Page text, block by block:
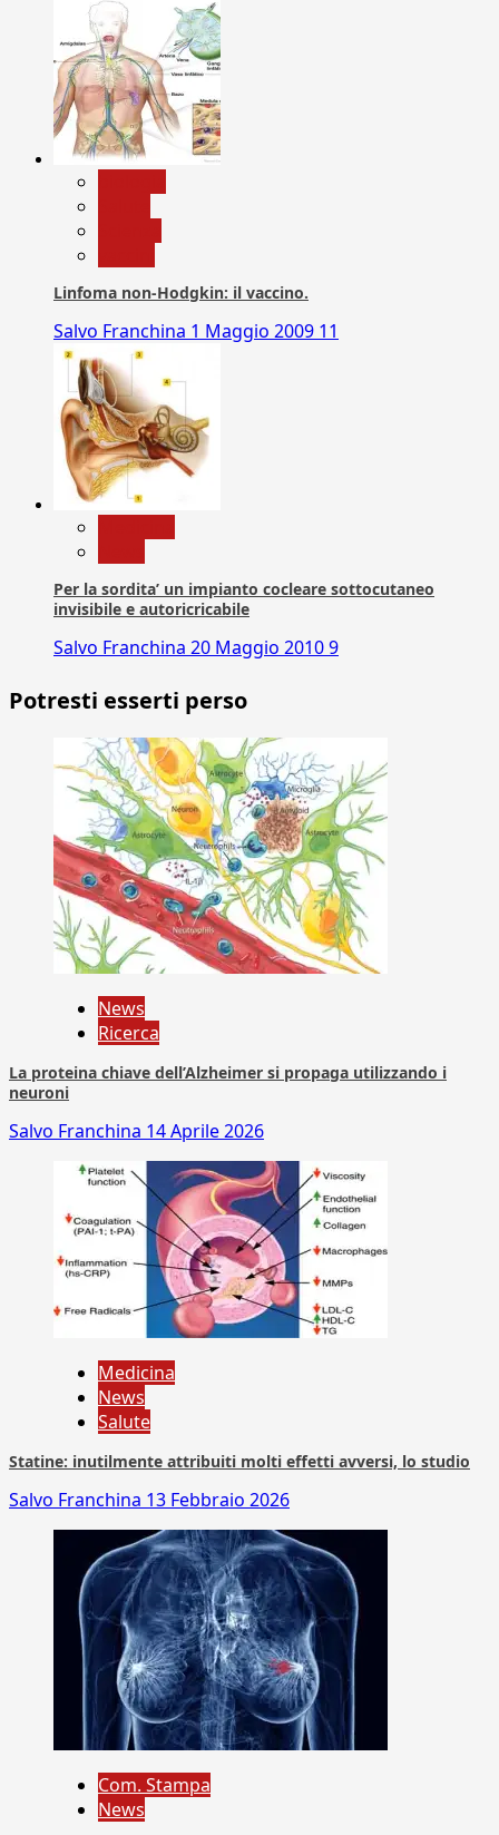
Linfoma non-Hodgkin: il vaccino.
Salvo Franchina 1 Maggio 2009 11
Per la sordita’ un impianto cocleare sottocutaneo
invisibile e autoricricabile
Salvo Franchina 20 Maggio 20109
Potresti esserti perso
News
Ricerca
La proteina chiave dell’Alzheimer si propaga utilizzando i
neuroni
Salvo Franchina 14 Aprile 2026
Medicina
News
Salute
Statine: inutilmente attribuiti molti effetti avversi, lo studio
Salvo Franchina 13 Febbraio 2026
Com. Stampa
News